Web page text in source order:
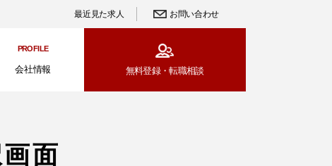
最近見た求人 お問い合わせ
PROFILE
会社情報 無料登録・転職相談
面